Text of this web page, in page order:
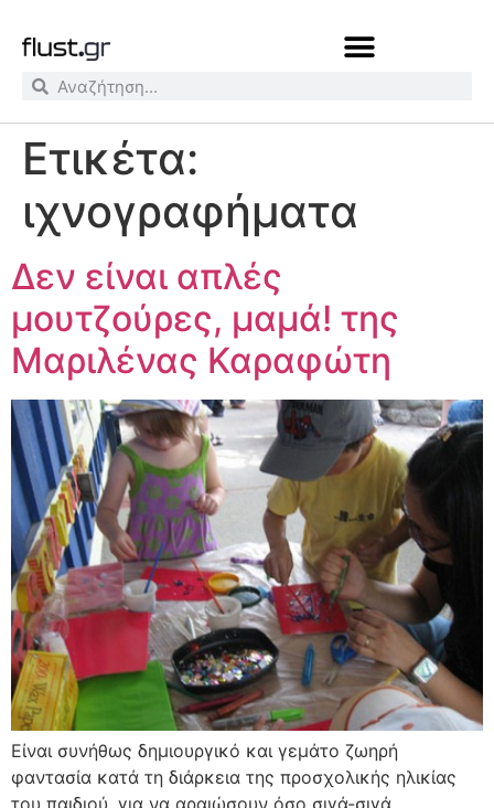
Ετικέτα:
ιχνογραφήματα
Δεν είναι απλές
μουτζούρες, μαμά! της
Μαριλένας Καραφώτη
Είναι συνήθως δημιουργικό και γεμάτο ζωηρή
φαντασία κατά τη διάρκεια της προσχολικής ηλικίας
του παιδιού, για να αραιώσουν όσο σιγά-σιγά